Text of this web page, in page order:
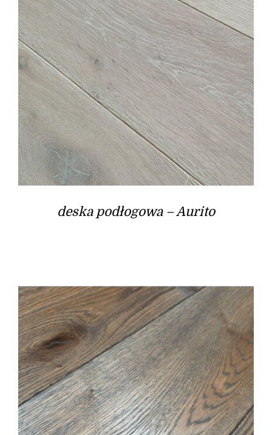
deska podłogowa – Aurito